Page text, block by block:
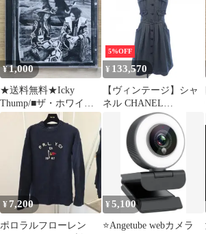
¥1,000
★送料無料★Icky
Thump/■ザ・ホワイ
ト・ストライプス/The
Stripes【0093624996712/
1629402】G04039
5%OFF
¥ 133,570
【ヴィンテージ】シャ
ネル CHANEL
P17124V09672 01P ワン
ピース
¥ 7,200
ポロラルフローレン
¥5,100
⭐Angetube webカメラ